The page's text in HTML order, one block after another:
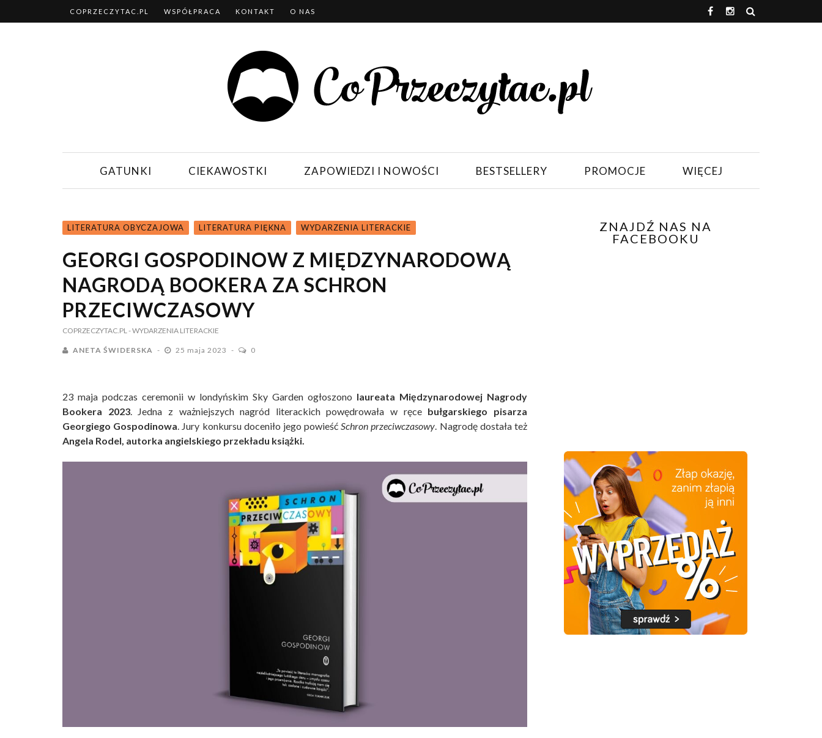
COPRZECZYTAC.PL WSPÓŁPRACA KONTAKT O NAS
GATUNKI CIEKAWOSTKI ZAPOWIEDZI I NOWOŚCI BESTSELLERY PROMOCJE WIĘCEJ
LITERATURA OBYCZAJOWA LITERATURA PIĘKNA WYDARZENIA LITERACKIE
GEORGI GOSPODINOW Z MIĘDZYNARODOWĄ
NAGRODĄ BOOKERA ZA SCHRON
PRZECIWCZASOWY
COPRZECZYTAC.PL- WYDARZENIA LITERACKIE
ANETA ŚWIDERSKA 25 maja 2023 0
23 maja podczas ceremonii w londyńskim Sky Garden ogłoszono laureata Międzynarodowej Nagrody
Bookera 2023. Jedna z ważniejszych nagród literackich powędrowała w ręce bułgarskiego pisarza
Georgiego Gospodinowa. Jury konkursu doceniło jego powieśćSchron przeciwczasowy. Nagrodę dostała też
Angela Rodel, autorka angielskiego przekładu książki.
ZNAJDŹ NAS NA
FACEBOOKU